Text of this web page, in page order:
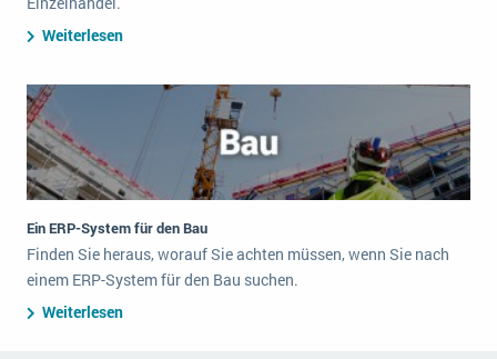
Weiterlesen
Ein ERP-System für den Bau
Finden Sie heraus, worauf Sie achten müssen, wenn Sie nach
einem ERP-System für den Bau suchen.
Weiterlesen